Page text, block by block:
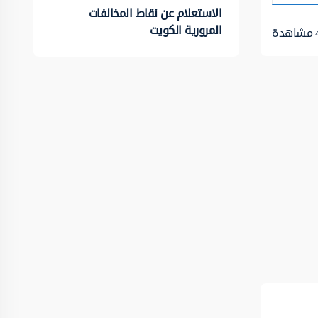
مشاهدة
الاستعلام عن نقاط المخالفات
المرورية الكويت